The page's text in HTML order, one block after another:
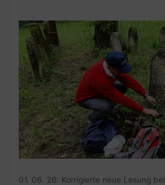
01. 06. 26: Korrigierte neue Lesung bei